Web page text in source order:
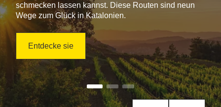
schmecken lassen kannst. Diese Routen sind neun
Wege zum Glück in Katalonien.
Entdecke sie